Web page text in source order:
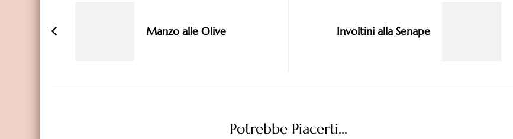
Manzo alle Olive Involtini alla Senape
Potrebbe Piacerti...